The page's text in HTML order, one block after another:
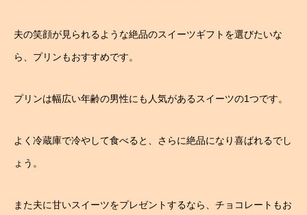
夫の笑顔が見られるような絶品のスイーツギフトを選びたいな
ら、プリンもおすすめです。
プリンは幅広い年齢の男性にも人気があるスイーツの1つです。
よく冷蔵庫で冷やして食べると、さらに絶品になり喜ばれるでし
ょう。
また夫に甘いスイーツをプレゼントするなら、チョコレートもお